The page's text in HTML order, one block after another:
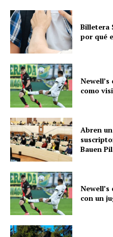
Billetera
por qué
como
Abren
Bauen
con un